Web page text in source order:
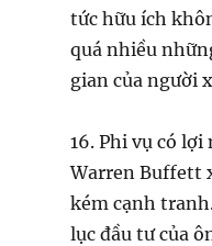
tức hữu ích
quá nhiều
gian của người
16. Phi vụ có lợi
Warren Buffett
kém cạnh
lục đầu tư của